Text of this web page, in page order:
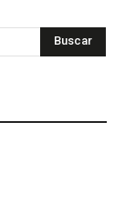
Buscar